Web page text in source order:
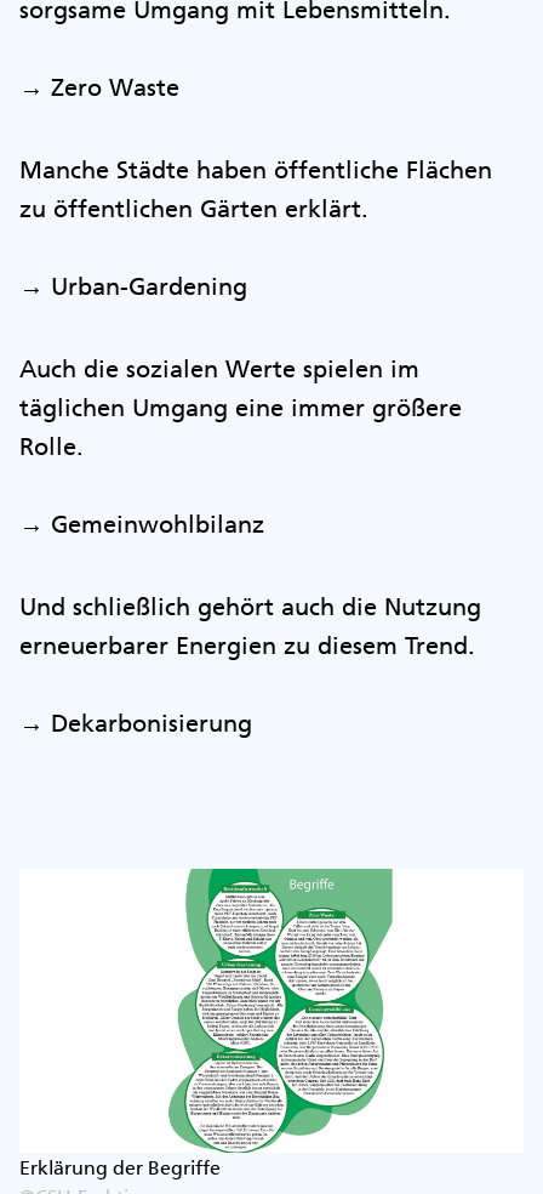
sorgsame Umgang mit Lebensmitteln.
→ Zero Waste
Manche Städte haben öffentliche Flächen
zu öffentlichen Gärten erklärt.
→ Urban-Gardening
Auch die sozialen Werte spielen im
täglichen Umgang eine immer größere
Rolle.
→ Gemeinwohlbilanz
Und schließlich gehört auch die Nutzung
erneuerbarer Energien zu diesem Trend.
→ Dekarbonisierung
Erklärung der Begriffe